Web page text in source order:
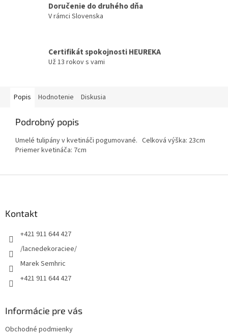
Doručenie do druhého dňa
V rámci Slovenska
Certifikát spokojnosti HEUREKA
Už 13 rokov s vami
Popis Hodnotenie Diskusia
Podrobný popis
Umelé tulipány v kvetináči pogumované. Celková výška: 23cm
Priemer kvetináča: 7cm
Kontakt
+421 911 644 427
/lacnedekoraciee/
Marek Semhric
+421 911 644 427
Informácie pre vás
Obchodné podmienky